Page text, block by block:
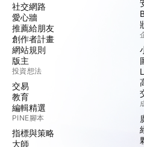
社交網路
愛心牆
推薦給朋友
創作者計畫
網站規則
版主
投資想法
交易
教育
編輯精選
PINE腳本
指標與策略
大師